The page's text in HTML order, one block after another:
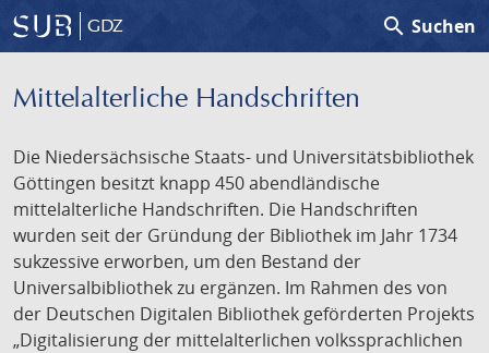
GDZ search Suchen
Mittelalterliche Handschriften
Die Niedersächsische Staats- und Universitätsbibliothek
Göttingen besitzt knapp 450 abendländische
mittelalterliche Handschriften. Die Handschriften
wurden seit der Gründung der Bibliothek im Jahr 1734
sukzessive erworben, um den Bestand der
Universalbibliothek zu ergänzen. Im Rahmen des von
der Deutschen Digitalen Bibliothek geförderten Projekts
„Digitalisierung der mittelalterlichen volkssprachlichen